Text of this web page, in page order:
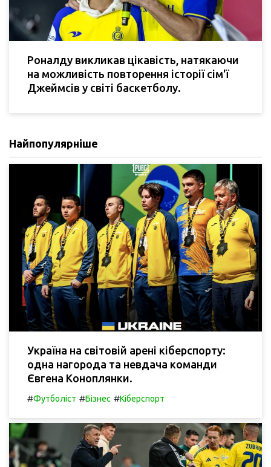
Роналду викликав цікавість, натякаючи
на можливість повторення історії сім'ї
Джеймсів у світі баскетболу.
Найпопулярніше
Україна на світовій арені кіберспорту:
одна нагорода та невдача команди
Євгена Коноплянки.
#Футболіст #Бізнес #Кіберспорт